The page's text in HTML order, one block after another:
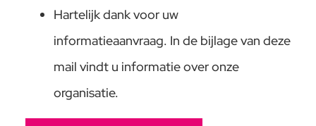
Hartelijk dank voor uw
informatieaanvraag. In de bijlage van deze
mail vindt u informatie over onze
organisatie.